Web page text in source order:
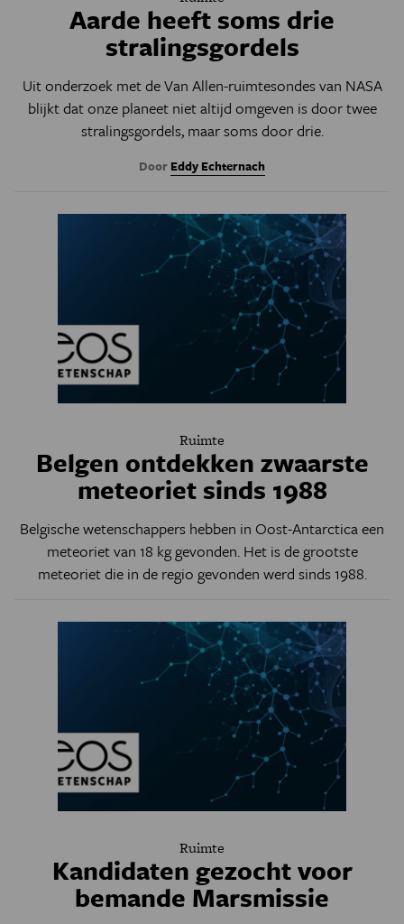
Aarde heeft soms drie
stralingsgordels
Uit onderzoek met de Van Allen-ruimtesondes van NASA
blijkt dat onze planeet niet altijd omgeven is door twee
stralingsgordels, maar soms door drie.
Door Eddy Echternach
Ruimte
Belgen ontdekken zwaarste
meteoriet sinds 1988
Belgische wetenschappers hebben in Oost-Antarctica een
meteoriet van 18 kg gevonden. Het is de grootste
meteoriet die in de regio gevonden werd sinds 1988.
Ruimte
Kandidaten gezocht voor
bemande Marsmissie